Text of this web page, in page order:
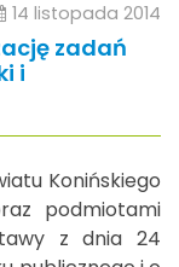
14 listopada 2014
zadań
i
Konińskiego
podmiotami
z dnia 24